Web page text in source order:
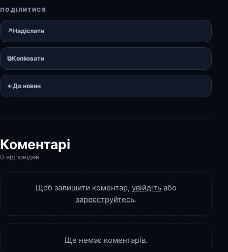
ПОДІЛИТИСЯ
↗Надіслати
⧉Копіювати
←До новин
Коментарі
0 відповідей
Щоб залишити коментар, увійдітьабо
зареєструйтесь.
Ще немає коментарів.